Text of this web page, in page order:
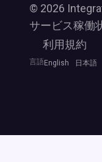
© 2026
サービス稼働
利用規約
言語 English 日本語